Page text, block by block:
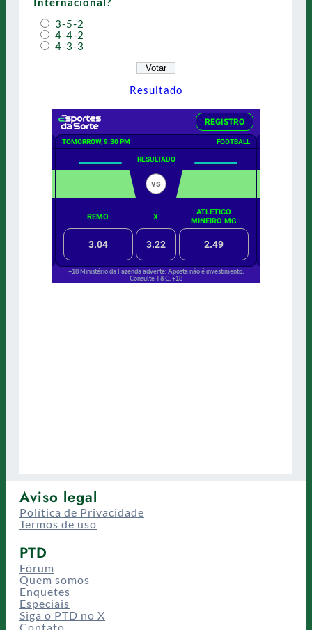
3-5-2
4-4-2
4-3-3
Resultado
Aviso legal
Política de Privacidade
Termos de uso
PTD
Fórum
Quem somos
Enquetes
Especiais
Siga o PTD no X
Contato